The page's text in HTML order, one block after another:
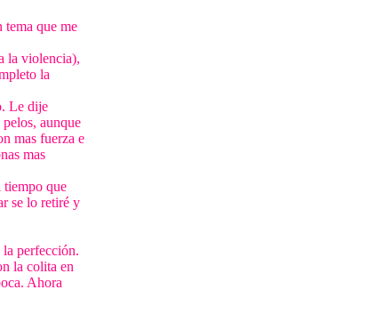
tema que me
la violencia),
la
Le dije
aunque
mas fuerza e
mas
tiempo que
se lo retiré y
la perfección.
la colita en
Ahora